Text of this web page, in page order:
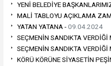
YENİ BELEDİYE
MALİ TABLOYU AÇIKLAMA
YATAN YATANA -09.04.2024
SEÇMENİN SANDIKTA
SEÇMENİN SANDIKTA
KÖRÜ KÖRÜNE SİYASETİN